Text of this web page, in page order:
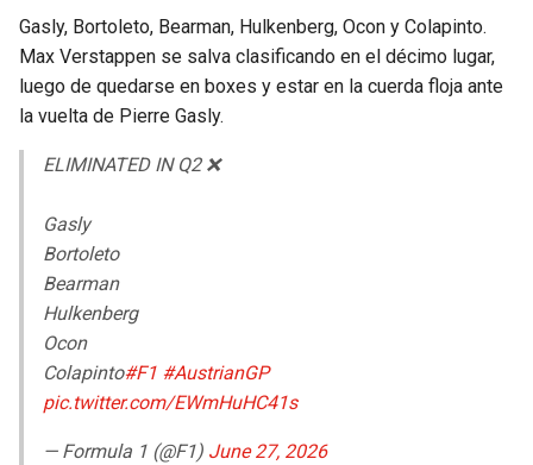
Gasly, Bortoleto, Bearman, Hulkenberg, Ocon y Colapinto.
Max Verstappen se salva clasificando en el décimo lugar,
luego de quedarse en boxes y estar en la cuerda floja ante
la vuelta de Pierre Gasly.
ELIMINATED IN Q2 ❌
Gasly
Bortoleto
Bearman
Hulkenberg
Ocon
Colapinto#F1 #AustrianGP
pic.twitter.com/EWmHuHC41s
— Formula 1 (@F1) June 27, 2026